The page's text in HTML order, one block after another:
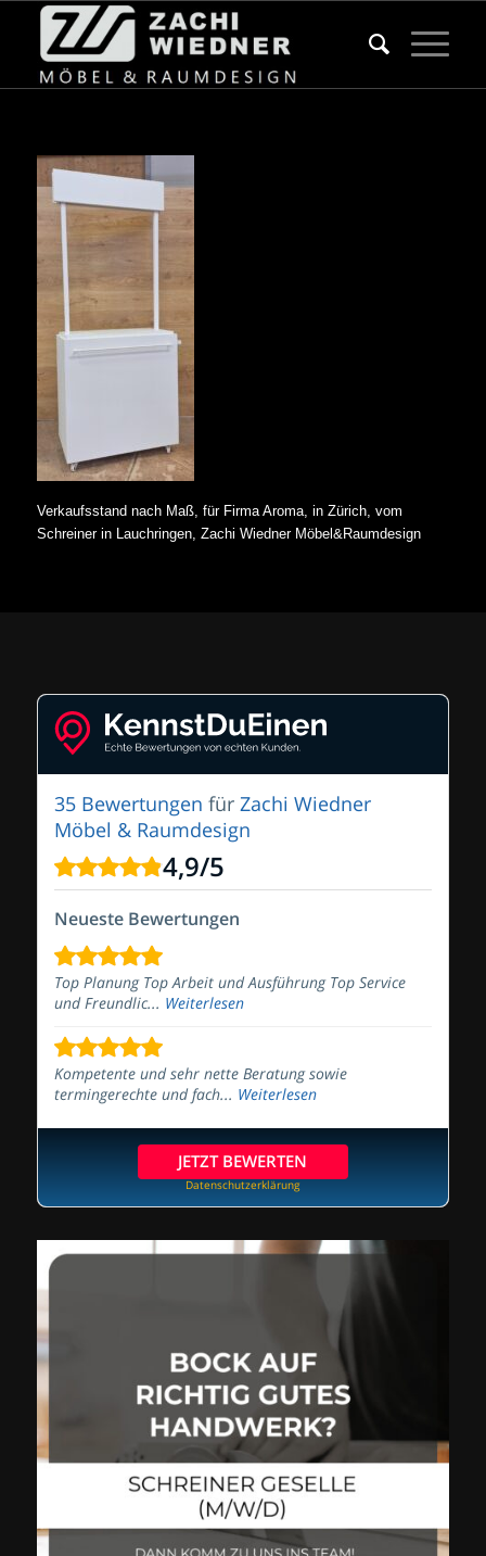
Verkaufsstand nach Maß, für Firma Aroma, in Zürich, vom
Schreiner in Lauchringen, Zachi Wiedner Möbel&Raumdesign
35 Bewertungen für Zachi Wiedner
Möbel & Raumdesign
4,9/5
Neueste Bewertungen
Top Planung Top Arbeit und Ausführung Top Service
und Freundlic... Weiterlesen
Kompetente und sehr nette Beratung sowie
termingerechte und fach... Weiterlesen
JETZT BEWERTEN
Datenschutzerklärung